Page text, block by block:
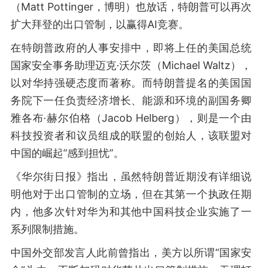
（Matt Pottinger，博明）也放话，特朗普可以再次
扩大拜登的出口管制，以赢得AI竞赛。
在特朗普政府的人事安排中，即将上任的美国总统
国家安全事务助理迈克·沃尔茨（Michael Waltz），
以对华持强硬态度而著称。而特朗普提名的美国国
务院下一任负责经济增长、能源和环境的副国务卿
雅各布·赫尔伯格（Jacob Helberg），则是一个由
科技投资者和议员组成的联盟的创始人，该联盟对
中国的崛起“感到担忧”。
《华尔街日报》指出，虽然特朗普近期没有详细说
明他对于出口管制的立场，但在其第一个执政任期
内，他多次针对华为和其他中国科技企业实施了一
系列限制措施。
中国外交部发言人此前曾指出，美方以所谓“国家安